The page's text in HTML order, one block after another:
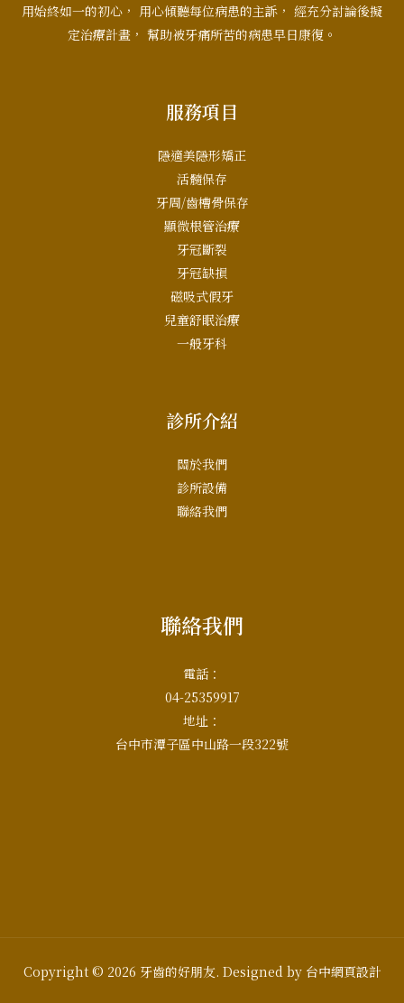
用始終如一的初心， 用心傾聽每位病患的主訴， 經充分討論後擬
定治療計畫， 幫助被牙痛所苦的病患早日康復。
服務項目
隱適美隱形矯正
活髓保存
牙周/齒槽骨保存
顯微根管治療
牙冠斷裂
牙冠缺損
磁吸式假牙
兒童舒眠治療
一般牙科
診所介紹
關於我們
診所設備
聯絡我們
聯絡我們
電話：
04-25359917
地址：
台中市潭子區中山路一段322號
Copyright © 2026 牙齒的好朋友. Designed by 台中網頁設計